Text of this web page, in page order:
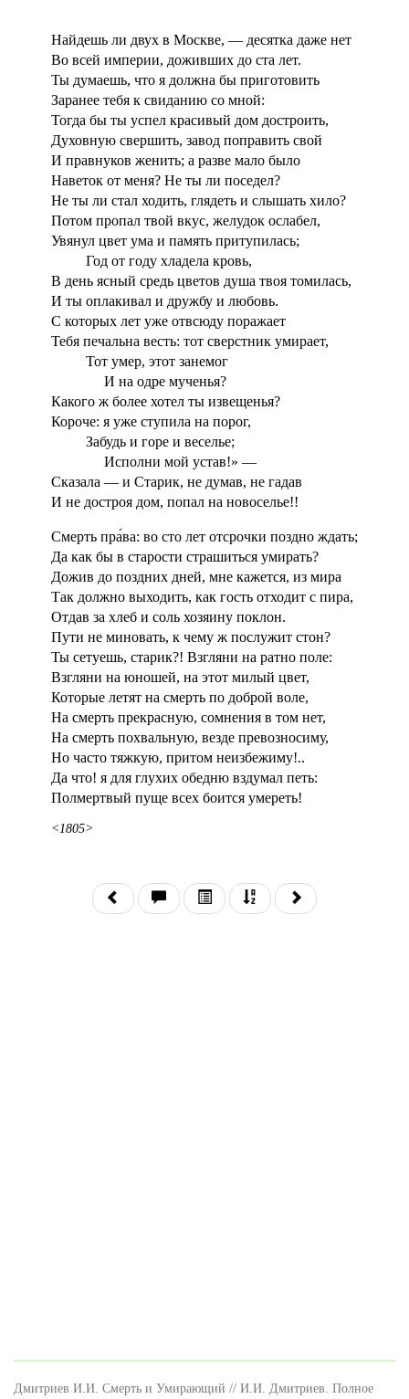
Найдешь ли двух в Москве, — десятка даже нет
Во всей империи, доживших до ста лет.
Ты думаешь, что я должна бы приготовить
Заранее тебя к свиданию со мной:
Тогда бы ты успел красивый дом достроить,
Духовную свершить, завод поправить свой
И правнуков женить; а разве мало было
Наветок от меня? Не ты ли поседел?
Не ты ли стал ходить, глядеть и слышать хило?
Потом пропал твой вкус, желудок ослабел,
Увянул цвет ума и память притупилась;
Год от году хладела кровь,
В день ясный средь цветов душа твоя томилась,
И ты оплакивал и дружбу и любовь.
С которых лет уже отвсюду поражает
Тебя печальна весть: тот сверстник умирает,
Тот умер, этот занемог
И на одре мученья?
Какого ж более хотел ты извещенья?
Короче: я уже ступила на порог,
Забудь и горе и веселье;
Исполни мой устав!» —
Сказала — и Старик, не думав, не гадав
И не достроя дом, попал на новоселье!!
Смерть пра́ва: во сто лет отсрочки поздно ждать;
Да как бы в старости страшиться умирать?
Дожив до поздних дней, мне кажется, из мира
Так должно выходить, как гость отходит с пира,
Отдав за хлеб и соль хозяину поклон.
Пути не миновать, к чему ж послужит стон?
Ты сетуешь, старик?! Взгляни на ратно поле:
Взгляни на юношей, на этот милый цвет,
Которые летят на смерть по доброй воле,
На смерть прекрасную, сомнения в том нет,
На смерть похвальную, везде превозносиму,
Но часто тяжкую, притом неизбежиму!..
Да что! я для глухих обедню вздумал петь:
Полмертвый пуще всех боится умереть!
<1805>
Дмитриев И.И. Смерть и Умирающий // И.И. Дмитриев. Полное